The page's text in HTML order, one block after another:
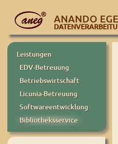
ANANDO
Leistungen
EDV-Betreuung
Betriebswirtschaft
Licunia-Betreuung
Softwareentwicklung
Bibliotheksservice